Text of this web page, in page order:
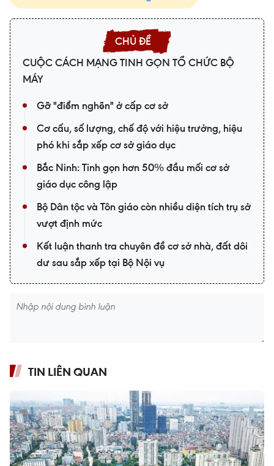
CUỘC CÁCH MẠNG TINH GỌN TỔ CHỨC BỘ
MÁY
Gỡ "điểm nghẽn" ở cấp cơ sở
Cơ cấu, số lượng, chế độ với hiệu trưởng, hiệu
phó khi sắp xếp cơ sở giáo dục
Bắc Ninh: Tinh gọn hơn 50% đầu mối cơ sở
giáo dục công lập
Bộ Dân tộc và Tôn giáo còn nhiều diện tích trụ sở
vượt định mức
Kết luận thanh tra chuyên đề cơ sở nhà, đất dôi
dư sau sắp xếp tại Bộ Nội vụ
TIN LIÊN QUAN